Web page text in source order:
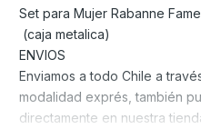
Set para Mujer Rabanne
(caja metalica)
ENVIOS
Enviamos a todo Chile a
modalidad exprés, también
directamente en nuestra